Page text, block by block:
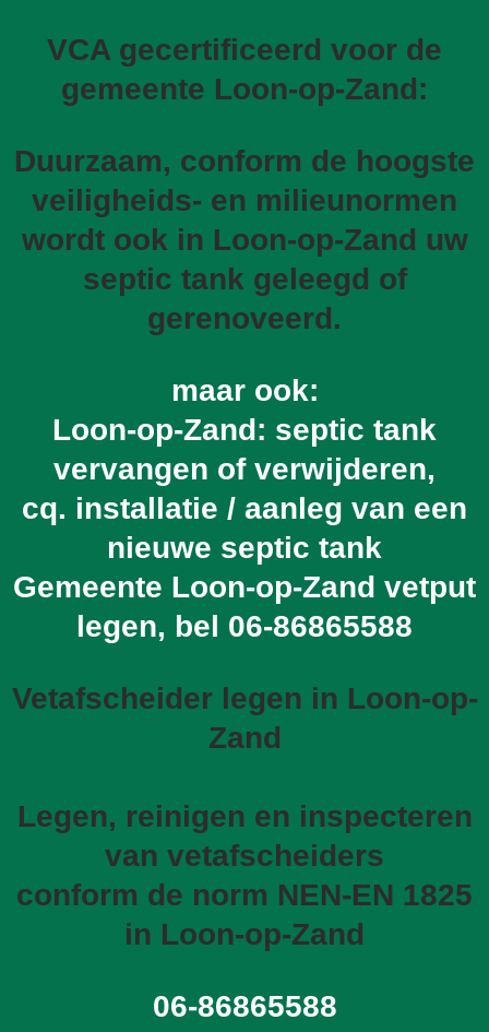
VCA gecertificeerd voor de
gemeente Loon-op-Zand:
Duurzaam, conform de hoogste
veiligheids- en milieunormen
wordt ook in Loon-op-Zand uw
septic tank geleegd of
gerenoveerd.
maar ook:
Loon-op-Zand: septic tank
vervangen of verwijderen,
cq. installatie / aanleg van een
nieuwe septic tank
Gemeente Loon-op-Zand vetput
legen, bel 06-86865588
Vetafscheider legen in Loon-op-
Zand
Legen, reinigen en inspecteren
van vetafscheiders
conform de norm NEN-EN 1825
in Loon-op-Zand
06-86865588